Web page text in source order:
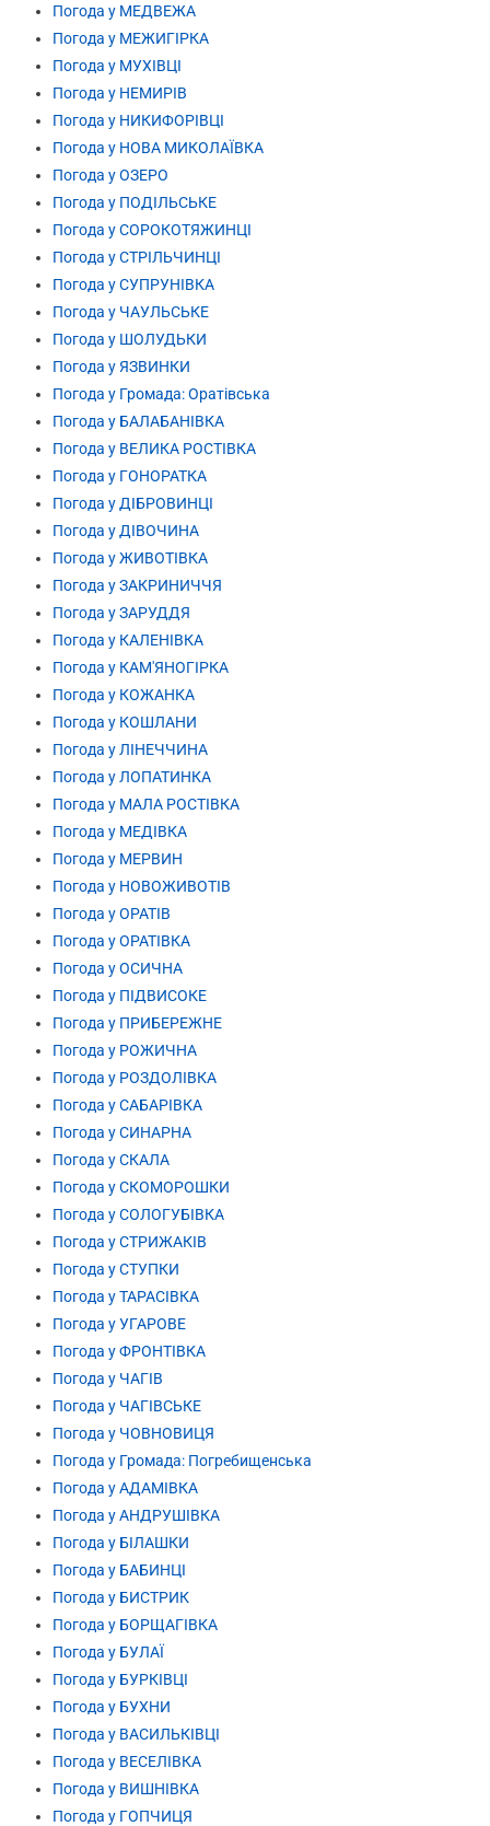
Погода у МЕДВЕЖА
Погода у МЕЖИГІРКА
Погода у МУХІВЦІ
Погода у НЕМИРІВ
Погода у НИКИФОРІВЦІ
Погода у НОВА МИКОЛАЇВКА
Погода у ОЗЕРО
Погода у ПОДІЛЬСЬКЕ
Погода у СОРОКОТЯЖИНЦІ
Погода у СТРІЛЬЧИНЦІ
Погода у СУПРУНІВКА
Погода у ЧАУЛЬСЬКЕ
Погода у ШОЛУДЬКИ
Погода у ЯЗВИНКИ
Погода у Громада: Оратівська
Погода у БАЛАБАНІВКА
Погода у ВЕЛИКА РОСТІВКА
Погода у ГОНОРАТКА
Погода у ДІБРОВИНЦІ
Погода у ДІВОЧИНА
Погода у ЖИВОТІВКА
Погода у ЗАКРИНИЧЧЯ
Погода у ЗАРУДДЯ
Погода у КАЛЕНІВКА
Погода у КАМ'ЯНОГІРКА
Погода у КОЖАНКА
Погода у КОШЛАНИ
Погода у ЛІНЕЧЧИНА
Погода у ЛОПАТИНКА
Погода у МАЛА РОСТІВКА
Погода у МЕДІВКА
Погода у МЕРВИН
Погода у НОВОЖИВОТІВ
Погода у ОРАТІВ
Погода у ОРАТІВКА
Погода у ОСИЧНА
Погода у ПІДВИСОКЕ
Погода у ПРИБЕРЕЖНЕ
Погода у РОЖИЧНА
Погода у РОЗДОЛІВКА
Погода у САБАРІВКА
Погода у СИНАРНА
Погода у СКАЛА
Погода у СКОМОРОШКИ
Погода у СОЛОГУБІВКА
Погода у СТРИЖАКІВ
Погода у СТУПКИ
Погода у ТАРАСІВКА
Погода у УГАРОВЕ
Погода у ФРОНТІВКА
Погода у ЧАГІВ
Погода у ЧАГІВСЬКЕ
Погода у ЧОВНОВИЦЯ
Погода у Громада: Погребищенська
Погода у АДАМІВКА
Погода у АНДРУШІВКА
Погода у БІЛАШКИ
Погода у БАБИНЦІ
Погода у БИСТРИК
Погода у БОРЩАГІВКА
Погода у БУЛАЇ
Погода у БУРКІВЦІ
Погода у БУХНИ
Погода у ВАСИЛЬКІВЦІ
Погода у ВЕСЕЛІВКА
Погода у ВИШНІВКА
Погода у ГОПЧИЦЯ